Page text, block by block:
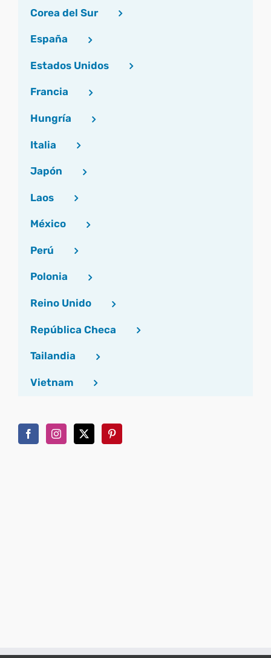
Corea del Sur
España
Estados Unidos
Francia
Hungría
Italia
Japón
Laos
México
Perú
Polonia
Reino Unido
República Checa
Tailandia
Vietnam